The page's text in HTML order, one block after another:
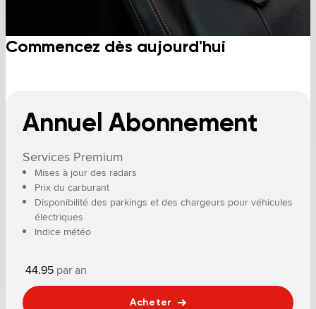
Commencez dès aujourd'hui
Annuel Abonnement
Services Premium
Mises à jour des radars
Prix du carburant
Disponibilité des parkings et des chargeurs pour véhicules
électriques
Indice météo
44.95 par an
Acheter